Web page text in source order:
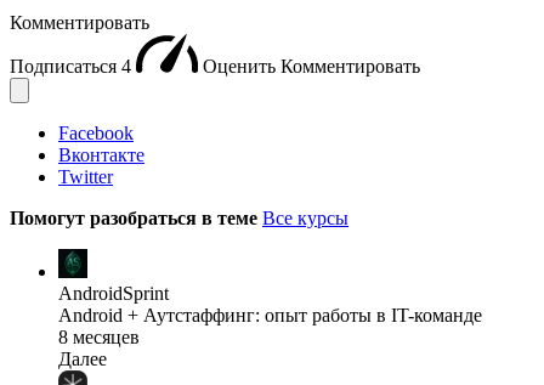
Комментировать
Подписаться 4 Оценить Комментировать
Facebook
Вконтакте
Twitter
Помогут разобраться в теме Все курсы
AndroidSprint
Android + Аутстаффинг: опыт работы в IT-команде
8 месяцев
Далее